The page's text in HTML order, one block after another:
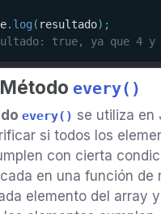
. log ( resultado) ;
true, ya que 4 y 5
every()
every() se utiliza en
si todos los
con cierta
en una función de
elemento del array